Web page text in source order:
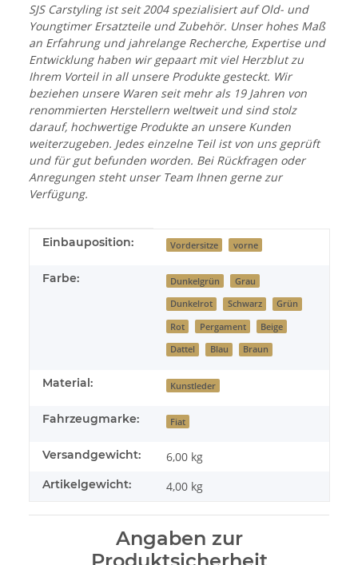
SJS Carstyling ist seit 2004 spezialisiert auf Old- und
Youngtimer Ersatzteile und Zubehör. Unser hohes Maß
an Erfahrung und jahrelange Recherche, Expertise und
Entwicklung haben wir gepaart mit viel Herzblut zu
Ihrem Vorteil in all unsere Produkte gesteckt. Wir
beziehen unsere Waren seit mehr als 19 Jahren von
renommierten Herstellern weltweit und sind stolz
darauf, hochwertige Produkte an unsere Kunden
weiterzugeben. Jedes einzelne Teil ist von uns geprüft
und für gut befunden worden. Bei Rückfragen oder
Anregungen steht unser Team Ihnen gerne zur
Verfügung.
Produkteigenschaft
Wert
Einbauposition: Vordersitze vorne
Farbe: Dunkelgrün Grau
Dunkelrot Schwarz Grün
Rot Pergament Beige
Dattel Blau Braun
Material: Kunstleder
Fahrzeugmarke: Fiat
Versandgewicht: 6,00 kg
Artikelgewicht: 4,00 kg
Angaben zur
Produktsicherheit